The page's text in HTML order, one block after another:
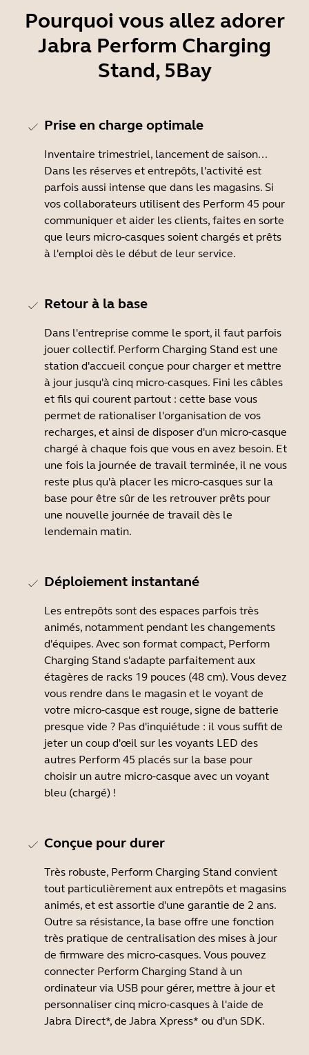
Pourquoi vous allez adorer
Jabra Perform Charging
Stand, 5Bay
Prise en charge optimale
Inventaire trimestriel, lancement de saison...
Dans les réserves et entrepôts, l'activité est
parfois aussi intense que dans les magasins. Si
vos collaborateurs utilisent des Perform 45 pour
communiquer et aider les clients, faites en sorte
que leurs micro-casques soient chargés et prêts
à l'emploi dès le début de leur service.
Retour à la base
Dans l'entreprise comme le sport, il faut parfois
jouer collectif. Perform Charging Stand est une
station d'accueil conçue pour charger et mettre
à jour jusqu'à cinq micro-casques. Fini les câbles
et fils qui courent partout : cette base vous
permet de rationaliser l'organisation de vos
recharges, et ainsi de disposer d'un micro-casque
chargé à chaque fois que vous en avez besoin. Et
une fois la journée de travail terminée, il ne vous
reste plus qu'à placer les micro-casques sur la
base pour être sûr de les retrouver prêts pour
une nouvelle journée de travail dès le
lendemain matin.
Déploiement instantané
Les entrepôts sont des espaces parfois très
animés, notamment pendant les changements
d'équipes. Avec son format compact, Perform
Charging Stand s'adapte parfaitement aux
étagères de racks 19 pouces (48 cm). Vous devez
vous rendre dans le magasin et le voyant de
votre micro-casque est rouge, signe de batterie
presque vide ? Pas d'inquiétude : il vous suffit de
jeter un coup d'œil sur les voyants LED des
autres Perform 45 placés sur la base pour
choisir un autre micro-casque avec un voyant
bleu (chargé) !
Conçue pour durer
Très robuste, Perform Charging Stand convient
tout particulièrement aux entrepôts et magasins
animés, et est assortie d'une garantie de 2 ans.
Outre sa résistance, la base offre une fonction
très pratique de centralisation des mises à jour
de firmware des micro-casques. Vous pouvez
connecter Perform Charging Stand à un
ordinateur via USB pour gérer, mettre à jour et
personnaliser cinq micro-casques à l'aide de
Jabra Direct*, de Jabra Xpress* ou d'un SDK.